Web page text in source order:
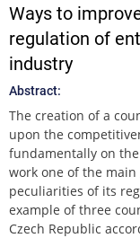
Ways to
regulation of
industry
Abstract:
The creation of a
upon the
fundamentally on
work one of the
peculiarities of its
example of three
Czech Republic